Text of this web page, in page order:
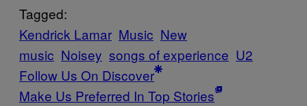
Tagged:
Kendrick Lamar Music New
music Noisey songs of experience U2
Follow Us On Discover
Make Us Preferred In Top Stories